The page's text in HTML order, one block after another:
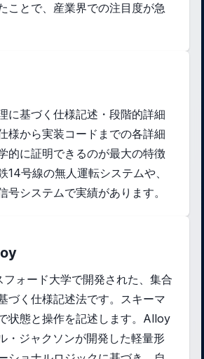
ことで、産業界での注目度が急
に基づく仕様記述・段階的詳細
様から実装コードまでの各詳細
的に証明できるのが最大の特徴
14号線の無人運転システムや、
号システムで実績があります。
フォード大学で開発された、集合
づく仕様記述法です。スキーマ
状態と操作を記述します。Alloy
・ジャクソンが開発した軽量形